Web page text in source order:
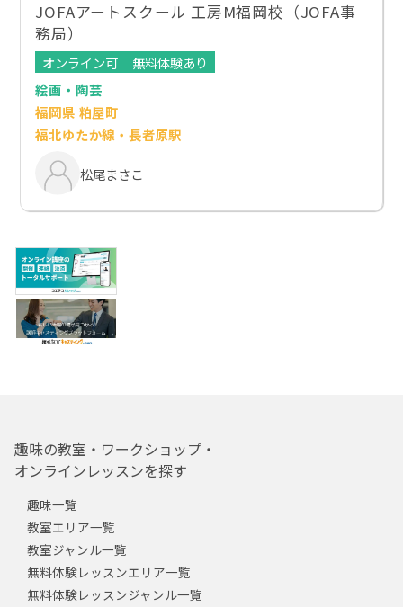
JOFAアートスクール 工房M福岡校（JOFA事
務局）
オンライン可
無料体験あり
絵画・陶芸
福岡県 粕屋町
福北ゆたか線・長者原駅
松尾まさこ
趣味の教室・ワークショップ・
オンラインレッスンを探す
趣味一覧
教室エリア一覧
教室ジャンル一覧
無料体験レッスンエリア一覧
無料体験レッスンジャンル一覧